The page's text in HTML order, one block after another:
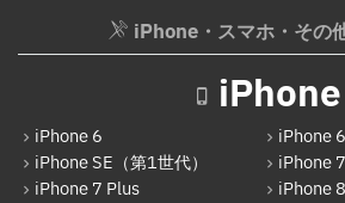
AppleWatchフロントパネル交換
Google Pixel
Xperia
Galaxy
OPPO
iPhone・スマホ・その
iPhone
iPhone 6
iPhone
iPhone SE（第1世代）
iPhone 7
iPhone 7 Plus
iPhone 8